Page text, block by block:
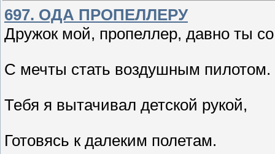
697. ОДА ПРОПЕЛЛЕРУ
Дружок мой, пропеллер, давно ты
С мечты стать воздушным пилотом.
Тебя я вытачивал детской рукой,
Готовясь к далеким полетам.